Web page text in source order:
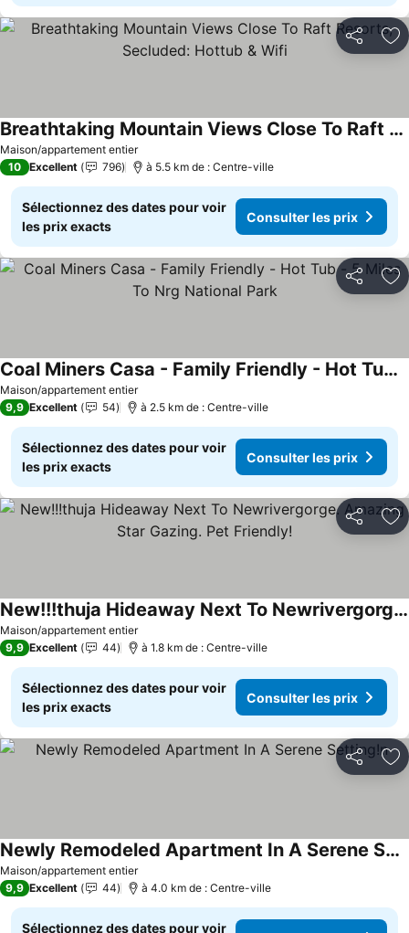
Partager
Maison/appartement entier
Breathtaking Mountain Views Close To Raft Resorts, Secluded: Hottub & Wifi
Consulter les prix
10 Excellent 796 à 5.5 km de : Centre-ville
Sélectionnez des dates pour voir
les prix exacts
Consulter les prix
Partager
Maison/appartement entier
Coal Miners Casa - Family Friendly - Hot Tub - 5 Miles To Nrg National Park
Consulter les prix
9,9 Excellent 54 à 2.5 km de : Centre-ville
Sélectionnez des dates pour voir
les prix exacts
Consulter les prix
Partager
Maison/appartement entier
New!!!thuja Hideaway Next To Newrivergorge. Amazing Star Gazing. Pet Friendly!
Consulter les prix
9,9 Excellent 44 à 1.8 km de : Centre-ville
Sélectionnez des dates pour voir
les prix exacts
Consulter les prix
Partager
Maison/appartement entier
Newly Remodeled Apartment In A Serene Setting!n
Consulter les prix
9,9 Excellent 44 à 4.0 km de : Centre-ville
Sélectionnez des dates pour voir